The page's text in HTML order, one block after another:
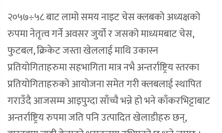
२०५७÷५८ बाट लामो समय नाइट चेस क्लबको अध्यक्षको
रुपमा नेतृत्व गर्ने अवसर जुर्यो र जसको माध्यमबाट चेस,
फुटबल, क्रिकेट जस्ता खेललाई माथि उकास्न
प्रतियोगिताहरुमा सहभागिता मात्र नभै अन्तर्राष्ट्रिय स्तरका
प्रतियोगिताहरुको आयोजना समेत गरी क्लबलाई स्थापित
गराउँदै आजसम्म आइपुग्दा साँच्चै भन्ने हो भने काँकरभिट्टाबाट
अन्तर्राष्ट्रिय रुपमा जति पनि उत्पादित खेलाडीहरु छन्,